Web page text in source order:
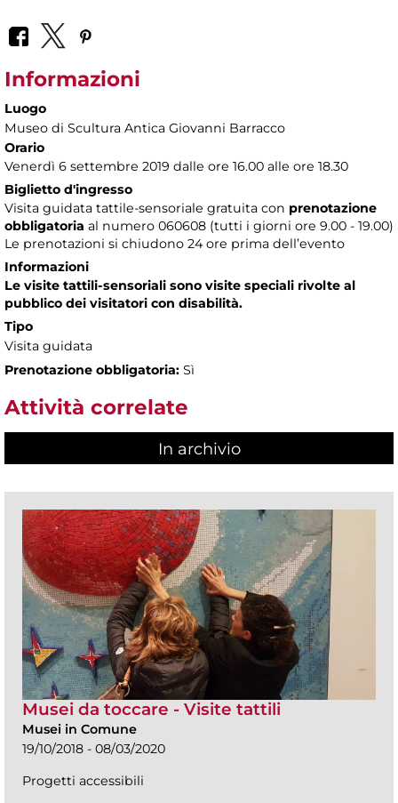
Informazioni
Luogo
Museo di Scultura Antica Giovanni Barracco
Orario
Venerdì 6 settembre 2019 dalle ore 16.00 alle ore 18.30
Biglietto d'ingresso
Visita guidata tattile-sensoriale gratuita con prenotazione
obbligatoria al numero 060608 (tutti i giorni ore 9.00 - 19.00)
Le prenotazioni si chiudono 24 ore prima dell’evento
Informazioni
Le visite tattili-sensoriali sono visite speciali rivolte al
pubblico dei visitatori con disabilità.
Tipo
Visita guidata
Prenotazione obbligatoria: Sì
Attività correlate
In archivio
Musei da toccare - Visite tattili
Musei in Comune
19/10/2018 - 08/03/2020
Progetti accessibili